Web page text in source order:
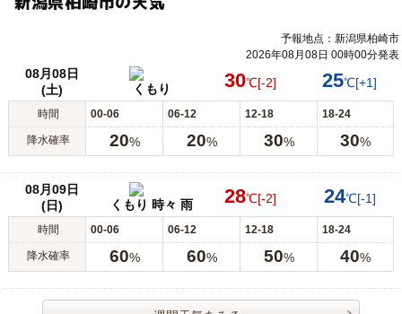
予報地点：新潟県柏崎市
2026年08月08日 00時00分発表
08月08日
(土)
くもり 30℃[-2] 25℃[+1]
時間 00-06 06-12 12-18 18-24
降水確率 20% 20% 30% 30%
08月09日
(日)
くもり 時々 雨 28℃[-2] 24℃[-1]
時間 00-06 06-12 12-18 18-24
降水確率 60% 60% 50% 40%